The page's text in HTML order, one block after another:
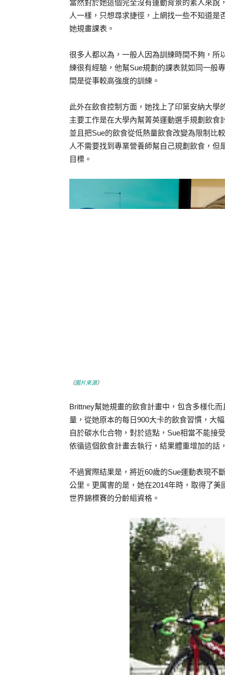
當然對於她這個完全沒有運動背景的素人來
人一樣，只想尋求捷徑，上網找一些不知道
她規畫課表。
很多人都以為，一般人因為訓練時間不夠，所
練很有經驗，他幫Sue規劃的課表就如同一般
間是從事較高強度的訓練。
此外在飲食控制方面，她找上了印第安納大學
主要工作是在大學內幫菁英運動選手規劃飲食
並且把Sue的飲食從低熱量飲食改變為限制比
人不需要找到專業營養師幫自己規劃飲食，
目標。
（圖片來源）
Brittney幫她規畫的飲食計畫中，包含多樣化
量，從她原本的每日900大卡的飲食習慣，大
自於碳水化合物，對於這點，Sue相當不能接
依循這個飲食計畫去執行，結果體重增加的話
不過實際結果是，將近60歲的Sue運動表現不
公里。更厲害的是，她在2014年時，取得了
世界錦標賽的分齡組資格。